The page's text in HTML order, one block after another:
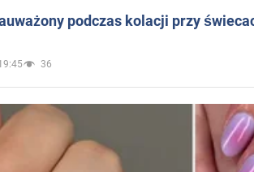
podczas kolacji przy
36